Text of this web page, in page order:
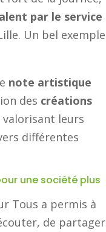
par le service
Un bel exemple
note artistique
des créations
valorisant leurs
différentes
une société plus
Tous a permis à
de partager